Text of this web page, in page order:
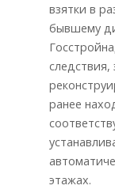
взятки в
бывшему
ранее
этажах.